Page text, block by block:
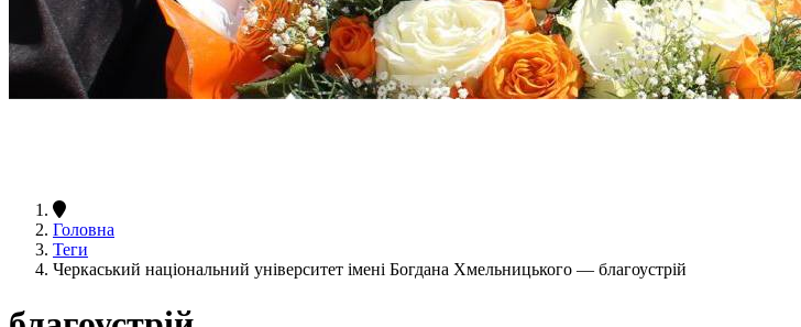
Головна
Теги
Черкаський національний університет імені Богдана Хмельницького — благоустрій